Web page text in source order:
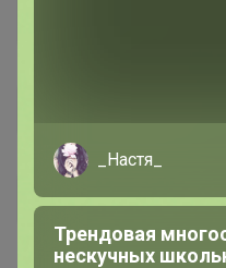
_Настя_
Трендовая
нескучных